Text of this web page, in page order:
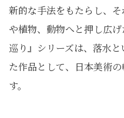
新的な手法をもたらし、
や植物、動物へと押し広
巡り』シリーズは、落水
た作品として、日本美術
す。